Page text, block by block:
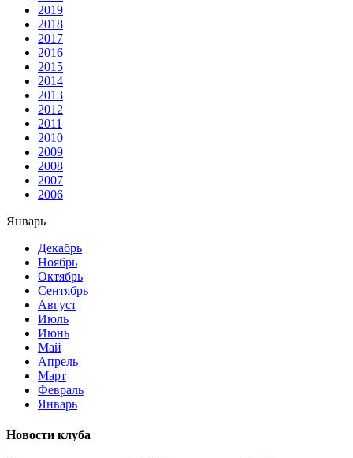
2019
2018
2017
2016
2015
2014
2013
2012
2011
2010
2009
2008
2007
2006
Январь
Декабрь
Ноябрь
Октябрь
Сентябрь
Август
Июль
Июнь
Май
Апрель
Март
Февраль
Январь
Новости клуба